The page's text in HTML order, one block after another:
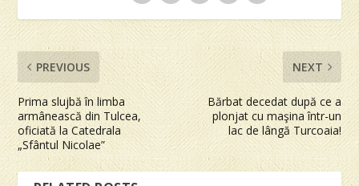
PREVIOUS
Prima slujbă în limba
armânească din Tulcea,
oficiată la Catedrala
„Sfântul Nicolae”
NEXT
Bărbat decedat după ce a
plonjat cu maşina într-un
lac de lângă Turcoaia!